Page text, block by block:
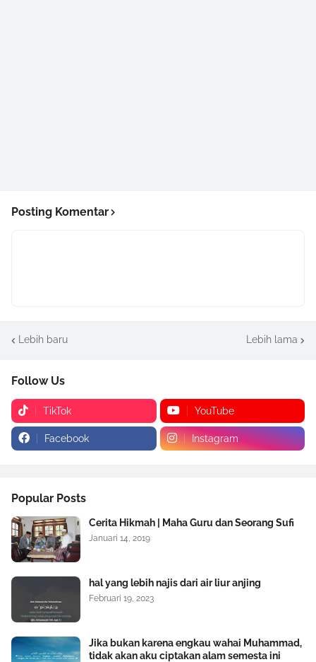
Posting Komentar
Lebih baru Lebih lama
Follow Us
TikTok YouTube
Facebook Instagram
Popular Posts
Cerita Hikmah | Maha Guru dan Seorang Sufi
Januari 14, 2019
hal yang lebih najis dari air liur anjing
Februari 19, 2023
Jika bukan karena engkau wahai Muhammad,
tidak akan aku ciptakan alam semesta ini